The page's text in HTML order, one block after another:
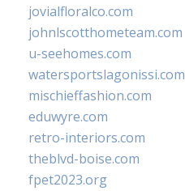
jovialfloralco.com
johnlscotthometeam.com
u-seehomes.com
watersportslagonissi.com
mischieffashion.com
eduwyre.com
retro-interiors.com
theblvd-boise.com
fpet2023.org